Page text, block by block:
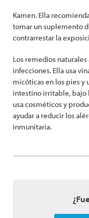
Kamen. Ella
tomar un suplemento
contrarrestar la
Los remedios
infecciones. Ella usa
micóticas en los pies
intestino irritable, bajo
usa cosméticos y
ayudar a reducir los
inmunitaria.